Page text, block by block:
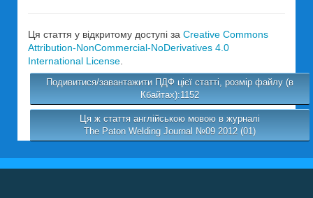
Ця стаття у відкритому доступі за Creative Commons
Attribution-NonCommercial-NoDerivatives 4.0
International License
Подивитися/завантажити ПДФ цієї статті, розмір файлу (в
Кбайтах):1152
Ця ж стаття англійською мовою в журналі
The Paton Welding Journal №09 2012 (01)